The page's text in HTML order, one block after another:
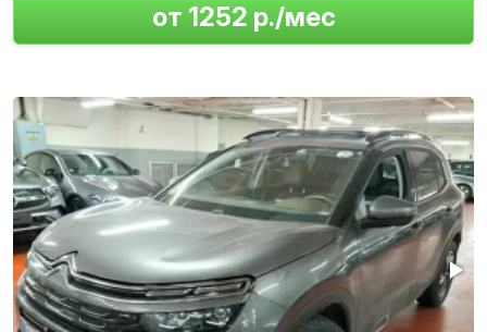
от 1252 р./мес